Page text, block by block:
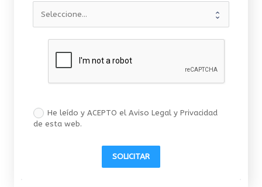
He leído y ACEPTO el Aviso Legal y Privacidad
de esta web.
SOLICITAR